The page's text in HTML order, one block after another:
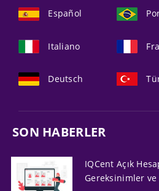
Español
Italiano
Deutsch
SON HABERLER
IQCent Açık
Gereksinimler